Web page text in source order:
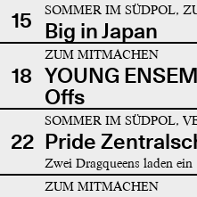
15
SOMMER IM SÜDPOL,
Big in Japan
18
ZUM MITMACHEN
YOUNG
Offs
22
SOMMER IM SÜDPOL,
Pride
Zwei Dragqueens laden ein
ZUM MITMACHEN